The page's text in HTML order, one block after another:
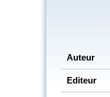
Auteur
Editeur